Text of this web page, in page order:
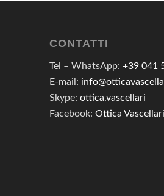
CONTATTI
Tel – WhatsApp:+39 041
E-mail:
Skype:ottica.vascellari
Facebook:Ottica